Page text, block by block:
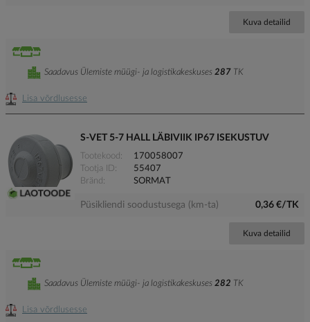
Kuva detailid
Lisa võrdlusesse
Saadavus Ülemiste müügi- ja logistikakeskuses 287 TK
S-VET 5-7 HALL LÄBIVIIK IP67 ISEKUSTUV
Tootekood
170058007
Tootja ID
55407
Bränd
SORMAT
Püsikliendi soodustusega (km-ta) 0,36 €/TK
Kuva detailid
Lisa võrdlusesse
Saadavus Ülemiste müügi- ja logistikakeskuses 282 TK